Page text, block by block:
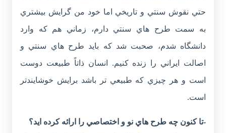
حتي نقوش سنتي و تاريخي اما خود من گرايش بيشتري
به سمت طرح هاي سنتي دارم، زماني هم که وارد
دانشگاه شدم، صحبت شد که بايد طرح هاي سنتي و
اصالت ايراني را زنده کنيم. انسان ذاتاً طبيعت دوست
است و هر چيزي که طبيعي تر باشد برايش خوشايندتر
است.
-تا کنون چه طرح هاي نو و اختصاصي را ارائه کرده ايد؟